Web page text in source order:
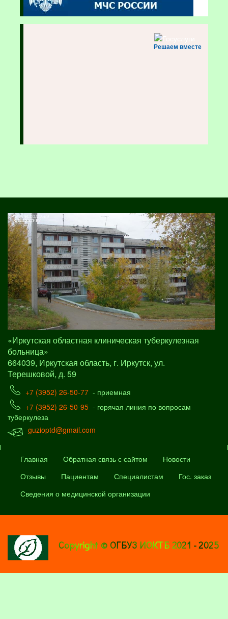
Решаем вместе
«Иркутская областная клиническая туберкулезная
больница»
664039, Иркутская область, г. Иркутск, ул.
Терешковой, д. 59
+7 (3952) 26-50-77 - приемная
+7 (3952) 26-50-95 - горячая линия по вопросам
туберкулеза
guzioptd@gmail.com
Главная Обратная связь с сайтом
Новости
Отзывы
Пациентам Специалистам
Гос. заказ
Сведения о медицинской организации
Copyright © ОГБУЗ ИОКТБ 2021 - 2025